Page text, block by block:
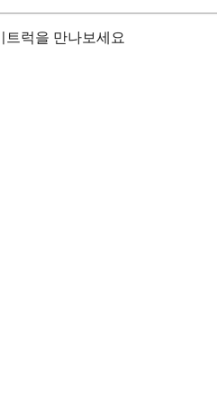
트럭을 만나보세요